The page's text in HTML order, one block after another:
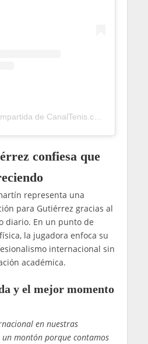
Una publicación compartida de CanalTenis.com 🎾 (@canaltenis)
confiesa que
representa una
para Gutiérrez gracias al
diario. En un punto de
la jugadora enfoca su
internacional sin
académica.
y el mejor momento
en nuestras
montón porque contamos